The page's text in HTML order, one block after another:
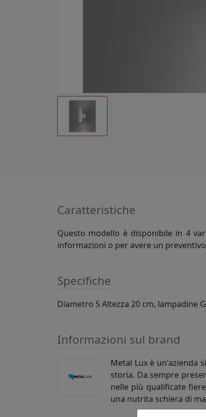
Caratteristiche
Questo modello è disponibile in 4
informazioni o per avere un
Specifiche
Diametro 5 Altezza 20 cm, lampadine
Informazioni sul brand
Metal Lux è un'azienda
storia. Da sempre
nelle più qualificate
una nutrita schiera di